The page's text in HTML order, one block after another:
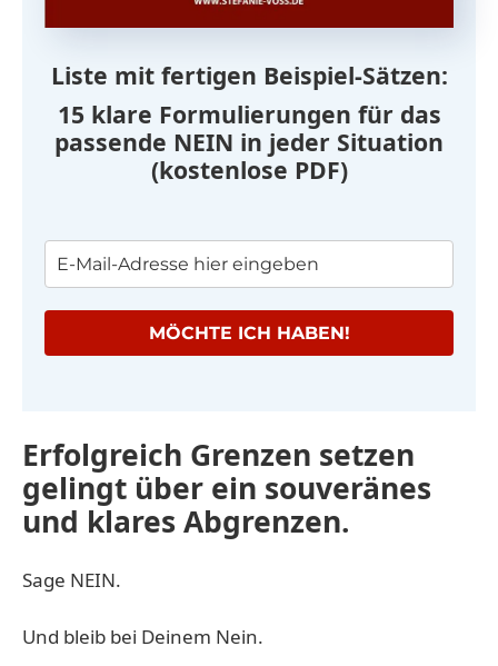
Liste mit fertigen Beispiel-Sätzen:
15 klare Formulierungen für das
passende NEIN in jeder Situation
(kostenlose PDF)
MÖCHTE ICH HABEN!
Erfolgreich Grenzen setzen
gelingt über ein souveränes
und klares Abgrenzen.
Sage NEIN.
Und bleib bei Deinem Nein.